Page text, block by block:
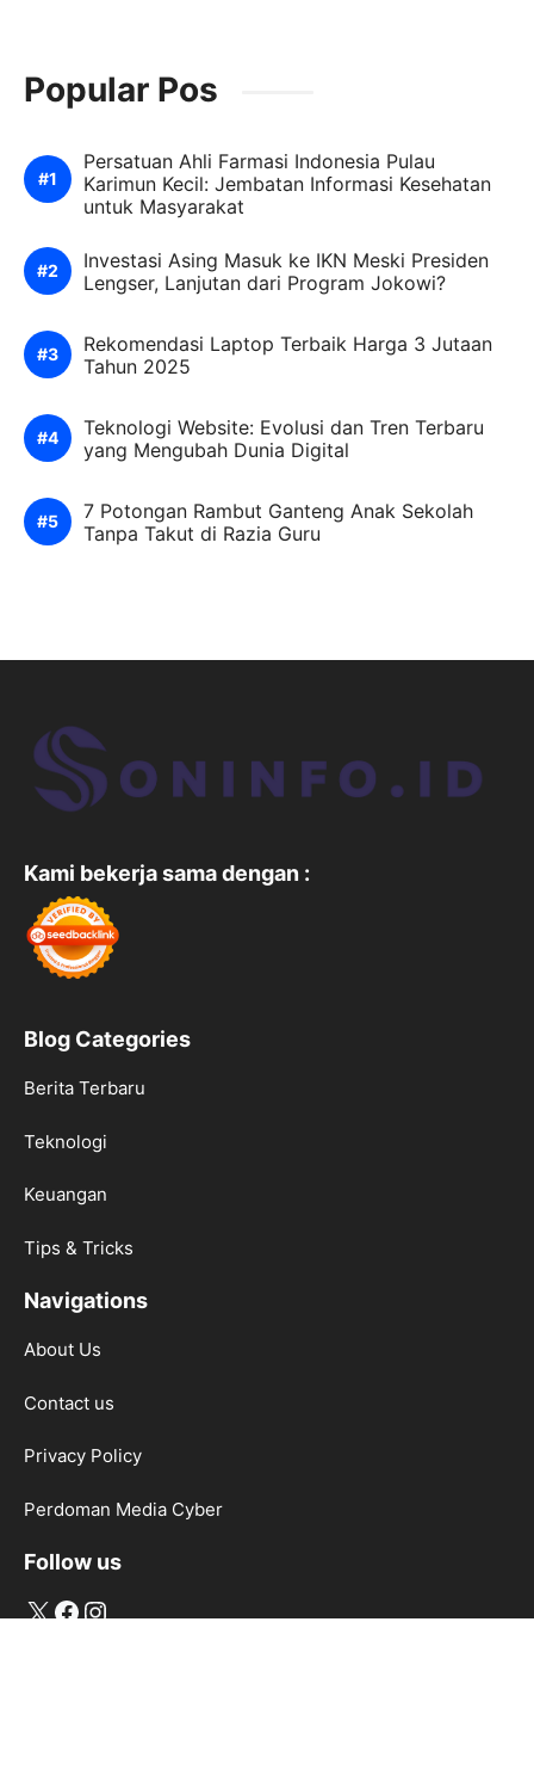
Popular Pos
Persatuan Ahli Farmasi Indonesia Pulau
Karimun Kecil: Jembatan Informasi Kesehatan
untuk Masyarakat
Investasi Asing Masuk ke IKN Meski Presiden
Lengser, Lanjutan dari Program Jokowi?
Rekomendasi Laptop Terbaik Harga 3 Jutaan
Tahun 2025
Teknologi Website: Evolusi dan Tren Terbaru
yang Mengubah Dunia Digital
7 Potongan Rambut Ganteng Anak Sekolah
Tanpa Takut di Razia Guru
Kami bekerja sama dengan :
Blog Categories
Berita Terbaru
Teknologi
Keuangan
Tips & Tricks
Navigations
About Us
Contact us
Privacy Policy
Perdoman Media Cyber
Follow us
X Facebook
Instagram